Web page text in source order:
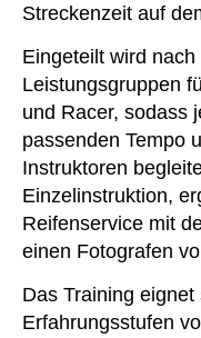
Streckenzeit auf
Eingeteilt wird
Leistungsgruppen
und Racer, sodass
passenden Tempo
Instruktoren
Einzelinstruktion,
Reifenservice mit
einen Fotografen
Das Training
Erfahrungsstufen